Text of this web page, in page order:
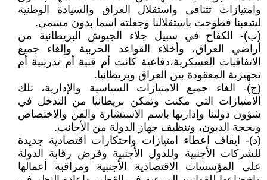
وامتيازات تتنافى واستقلال العراق والسيادة الوطنية
لشعبنا فطوحت باستقلالنا وجعلته اسما بدون مسمى.
(ب)- الكفاح في سبيل جلاء الجيوش البريطانية من
أراضي العراق، وأخلاء القواعد الحربية وإلغاء جميع
الاتفاقيات العسكرية،دفاعية كانت أم فنية أم تدريبية أم
تجهيزية المعقودة بين العراق وبريطانيا.
(ج)- الغاء جميع الامتيازات السياسية والإدارية، تلك
الامتيازات التي مكنت وتمكن بريطانيا من التدخل في
شؤون دولتنا وإدارتها باسم الاستشارة والفن والاختصاص
وبحجة الديون، وتنظيف جهاز الدولة من الأجانب.
(د)- ايقاف اعطاء امتيازات واحتكارات اقتصادية جديدة
للشركات الأجنبية وللدول الأجنبية وفرض رقابة الدولة
على المؤسسات الاقتصادية الأجنبية ومراقبة أعمالها